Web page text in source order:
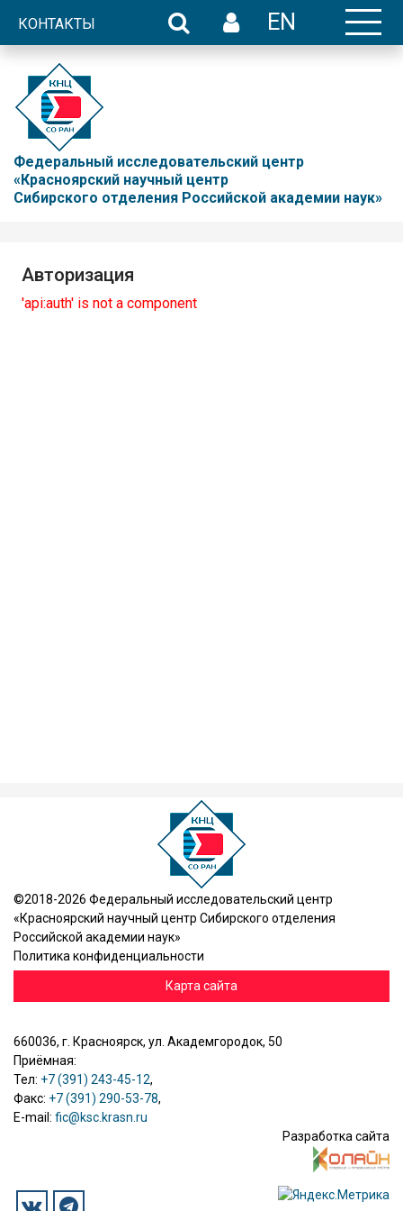
КОНТАКТЫ EN
Федеральный исследовательский центр
«Красноярский научный центр
Сибирского отделения Российской академии наук»
Авторизация
'api:auth' is not a component
©2018-2026 Федеральный исследовательский центр
«Красноярский научный центр Сибирского отделения
Российской академии наук»
Политика конфиденциальности
Карта сайта
660036, г. Красноярск, ул. Академгородок, 50
Приёмная:
Тел: +7 (391) 243-45-12,
Факс: +7 (391) 290-53-78,
E-mail: fic@ksc.krasn.ru
Разработка сайта